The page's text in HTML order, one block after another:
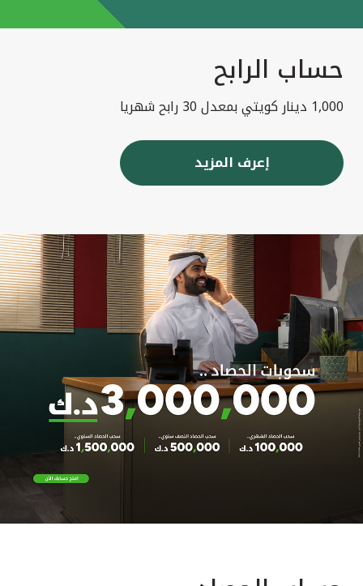
حساب الرابح
1,000 دينار كويتي بمعدل 30 رابح شهريا
إعرف المزيد